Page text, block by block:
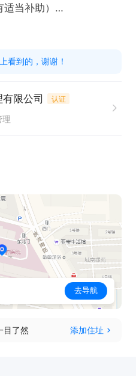
当补助）
导病人、收费等工作
先点击投简历；2、再打
上看到的，谢谢！
限公司 认证
理
去导航
目了然 添加住址